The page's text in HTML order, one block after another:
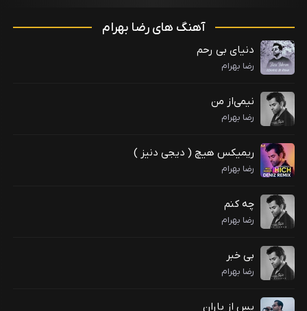
آهنگ های رضا بهرام
دنیای بی رحم
رضا بهرام
نیمی‌از من
رضا بهرام
ریمیکس هیچ ( دیجی دنیز )
رضا بهرام
چه کنم
رضا بهرام
بی خبر
رضا بهرام
پس از باران